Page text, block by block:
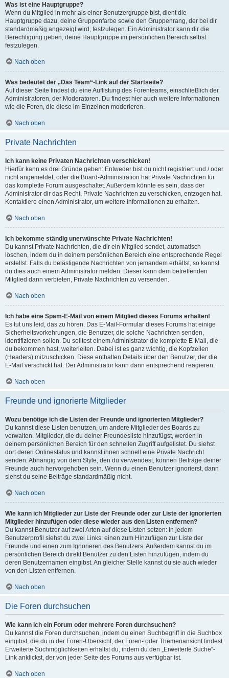
Was ist eine Hauptgruppe?
Wenn du Mitglied in mehr als einer Benutzergruppe bist, dient die
Hauptgruppe dazu, deine Gruppenfarbe sowie den Gruppenrang, der bei dir
standardmäßig angezeigt wird, festzulegen. Ein Administrator kann dir die
Berechtigung geben, deine Hauptgruppe im persönlichen Bereich selbst
festzulegen.
Nach oben
Was bedeutet der „Das Team“-Link auf der Startseite?
Auf dieser Seite findest du eine Auflistung des Forenteams, einschließlich der
Administratoren, der Moderatoren. Du findest hier auch weitere Informationen
wie die Foren, die diese im Einzelnen moderieren.
Nach oben
Private Nachrichten
Ich kann keine Privaten Nachrichten verschicken!
Hierfür kann es drei Gründe geben: Entweder bist du nicht registriert und / oder
nicht angemeldet, oder die Board-Administration hat Private Nachrichten für
das komplette Forum ausgeschaltet. Außerdem könnte es sein, dass der
Administrator dir das Recht, Private Nachrichten zu verschicken, entzogen hat.
Kontaktiere einen Administrator, um weitere Informationen zu erhalten.
Nach oben
Ich bekomme ständig unerwünschte Private Nachrichten!
Du kannst Private Nachrichten, die dir ein Mitglied sendet, automatisch
löschen, indem du in deinem persönlichen Bereich eine entsprechende Regel
erstellst. Falls du belästigende Nachrichten von jemandem erhältst, so kannst
du dies auch einem Administrator melden. Dieser kann dem betreffenden
Mitglied dann verbieten, Private Nachrichten zu versenden.
Nach oben
Ich habe eine Spam-E-Mail von einem Mitglied dieses Forums erhalten!
Es tut uns leid, das zu hören. Das E-Mail-Formular dieses Forums hat einige
Sicherheitsvorkehrungen, die Benutzer, die solche Nachrichten senden,
identifizieren sollen. Du solltest einem Administrator die komplette E-Mail, die
du bekommen hast, weiterleiten. Dabei ist es ganz wichtig, die Kopfzeilen
(Headers) mitzuschicken. Diese enthalten Details über den Benutzer, der die
E-Mail verschickt hat. Der Administrator kann dann entsprechend reagieren.
Nach oben
Freunde und ignorierte Mitglieder
Wozu benötige ich die Listen der Freunde und ignorierten Mitglieder?
Du kannst diese Listen benutzen, um andere Mitglieder des Boards zu
verwalten. Mitglieder, die du deiner Freundesliste hinzufügst, werden in
deinem persönlichen Bereich für den schnellen Zugriff aufgelistet. Du siehst
dort deren Onlinestatus und kannst ihnen schnell eine Private Nachricht
senden. Abhängig von dem Style, den du verwendest, können Beiträge deiner
Freunde auch hervorgehoben sein. Wenn du einen Benutzer ignorierst, dann
siehst du seine Beiträge standardmäßig nicht.
Nach oben
Wie kann ich Mitglieder zur Liste der Freunde oder zur Liste der ignorierten
Mitglieder hinzufügen oder diese wieder aus den Listen entfernen?
Du kannst Benutzer auf zwei Arten auf diese Listen setzen: In jedem
Benutzerprofil siehst du zwei Links: einen zum Hinzufügen zur Liste der
Freunde und einen zum Ignorieren des Benutzers. Außerdem kannst du im
persönlichen Bereich direkt Benutzer zu den Listen hinzufügen, indem du
deren Benutzernamen eingibst. An gleicher Stelle kannst du sie auch wieder
von den Listen entfernen.
Nach oben
Die Foren durchsuchen
Wie kann ich ein Forum oder mehrere Foren durchsuchen?
Du kannst die Foren durchsuchen, indem du einen Suchbegriff in die Suchbox
eingibst, die du in der Foren-Übersicht, der Foren- oder Themenansicht findest.
Erweiterte Suchmöglichkeiten erhältst du, indem du den „Erweiterte Suche“-
Link anklickst, der von jeder Seite des Forums aus verfügbar ist.
Nach oben